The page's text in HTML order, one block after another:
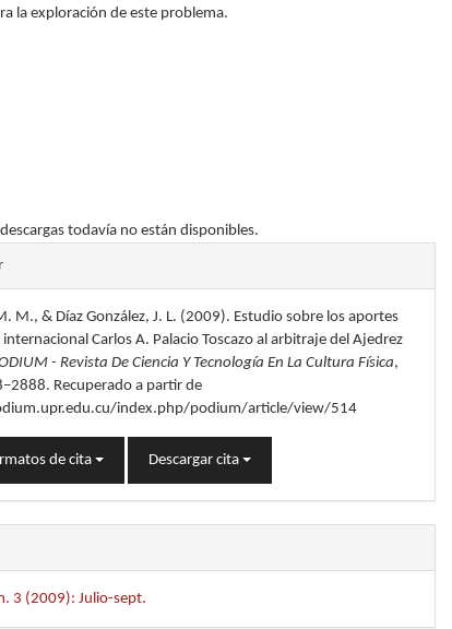
la exploración de este problema.
todavía no están disponibles.
M., & Díaz González, J. L. (2009). Estudio sobre los aportes
Carlos A. Palacio Toscazo al arbitraje del Ajedrez
- Revista De Ciencia Y Tecnología En La Cultura Física,
Recuperado a partir de
index.php/podium/article/view/514
de cita Descargar cita
3 (2009): Julio-sept.